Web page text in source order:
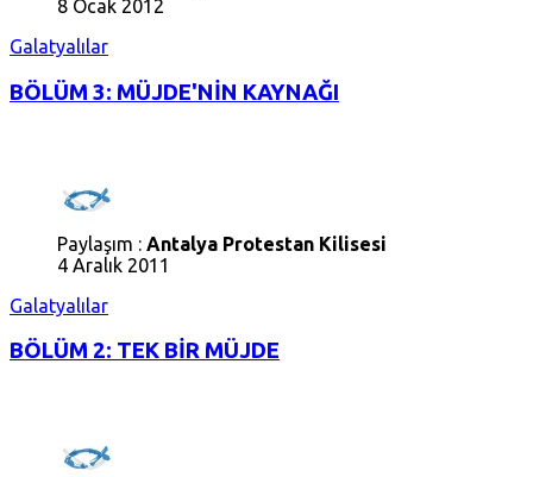
8 Ocak 2012
Galatyalılar
BÖLÜM 3: MÜJDE'NİN KAYNAĞI
Paylaşım : Antalya Protestan Kilisesi
4 Aralık 2011
Galatyalılar
BÖLÜM 2: TEK BİR MÜJDE